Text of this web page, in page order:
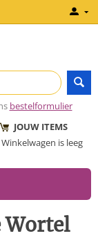
bestelformulier
JOUW ITEMS
Winkelwagen is leeg